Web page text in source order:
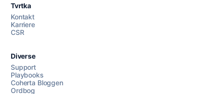
Tvrtka
Kontakt
Karriere
CSR
Diverse
Support
Playbooks
Coherta Bloggen
Ordbog